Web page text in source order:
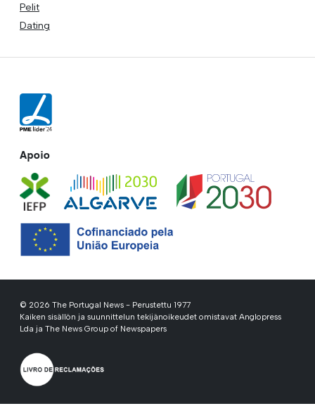
Pelit
Dating
Apoio
© 2026 The Portugal News - Perustettu 1977
Kaiken sisällön ja suunnittelun tekijänoikeudet omistavat Anglopress
Lda ja The News Group of Newspapers